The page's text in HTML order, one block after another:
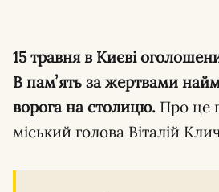
15 травня в Києві оголошений Днем жалоби.
В памʼять за жертвами
ворога на столицю. Про це
міський голова Віталій